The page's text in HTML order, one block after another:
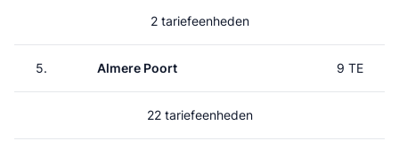
2 tariefeenheden
5. Almere Poort 9 TE
22 tariefeenheden